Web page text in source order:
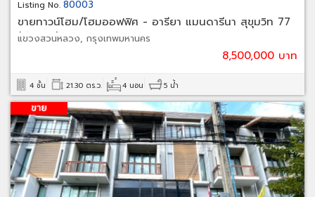
Listing No. 80003
ขายทาวน์โฮม/โฮมออฟฟิศ - อารียา แมนดารีนา สุขุมวิท 77
(อ่อนนุช)
แขวงสวนหลวง, กรุงเทพมหานคร
8,500,000 บาท
4 ชั้น 21.30 ตร.ว. 4 นอน 5 น้ำ